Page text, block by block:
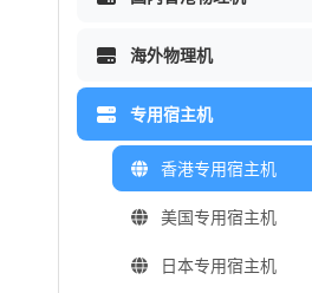
海外物理机
专用宿主机
香港专用宿主机
美国专用宿主机
日本专用宿主机